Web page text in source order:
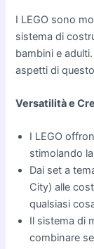
I LEGO sono
sistema di
bambini e
aspetti di
Versatilità e
I LEGO
stimolando
Dai set a
City) alle
qualsiasi
Il sistema di
combinare